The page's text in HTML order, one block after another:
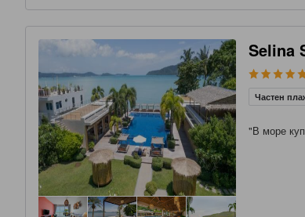
Selina
Частен
"В море